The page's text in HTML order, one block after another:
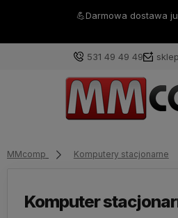
💪Darmowa dostawa
531 49 49 49
MMcomp Komputery stacjonarne
Komputer